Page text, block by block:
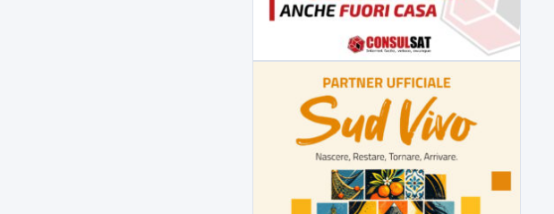
Sarà affidato con ogni probabilità all'inizio
della prossima settimana l'incarico...